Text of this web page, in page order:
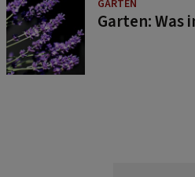
GARTEN
Garten: Was